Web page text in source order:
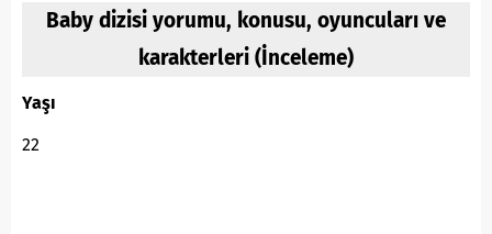
Baby dizisi yorumu, konusu, oyuncuları ve
karakterleri (İnceleme)
Yaşı
22